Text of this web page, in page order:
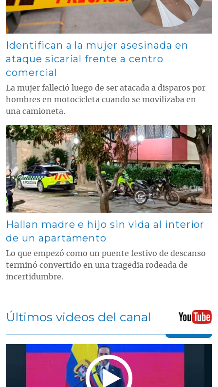
Identifican a la mujer asesinada en
ataque sicarial frente a centro
comercial
La mujer falleció luego de ser atacada a disparos por
hombres en motocicleta cuando se movilizaba en
una camioneta.
Contenido multimedia principal
Hallan madre e hijo sin vida al interior
de un apartamento
Lo que empezó como un puente festivo de descanso
terminó convertido en una tragedia rodeada de
incertidumbre.
Últimos videos del canal